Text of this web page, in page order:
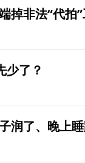
掉非法“代拍
少了？
润了、晚上